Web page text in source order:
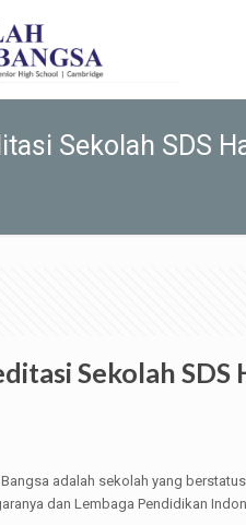
Sekolah SDS
Sekolah
adalah sekolah yang berstatus
dan Lembaga Pendidikan